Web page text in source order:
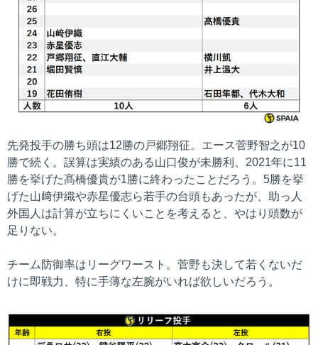
先発投手の勝ち頭は12勝の戸郷翔征。エース菅野智之が10
勝で続く。誤算は実績のある山口俊が未勝利、2021年に11
勝を挙げた髙橋優貴が1勝に終わったことだろう。5勝を挙
げた山﨑伊織や赤星優志ら若手の台頭もあったが、助っ人
外国人は計算が立ちにくいことを考えると、やはり頭数が
足りない。
チーム防御率はリーグワースト。菅野も決して若くないだ
けに即戦力、特に手薄な左腕がいれば欲しいだろう。